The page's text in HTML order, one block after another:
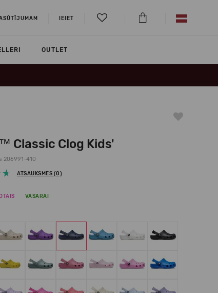
IEIET
OUTLET
Classic Clog Kids'
206991-410
ATSAUKSMES (0)
VASARAI